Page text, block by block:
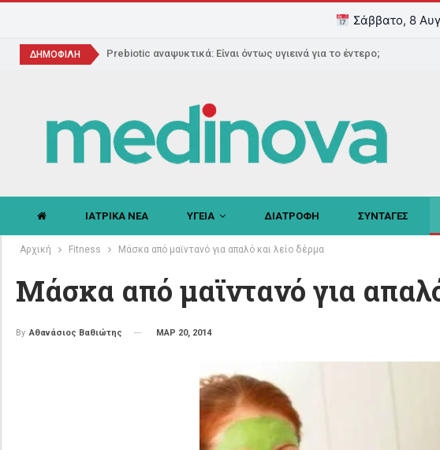
Σάββατο, 8
ΔΗΜΟΦΙΛΗ Prebiotic αναψυκτικά: Είναι όντως υγιεινά για το έντερο;
ΙΑΤΡΙΚΑ ΝΕΑ ΥΓΕΙΑ ΔΙΑΤΡΟΦΗ ΣΥΝΤΑΓΕΣ
Αρχική Fitness Μάσκα από μαϊντανό για απαλό και λείο δέρμα
Μάσκα από μαϊντανό για
By Αθανάσιος Βαθιώτης ΜΑΡ 20, 2014